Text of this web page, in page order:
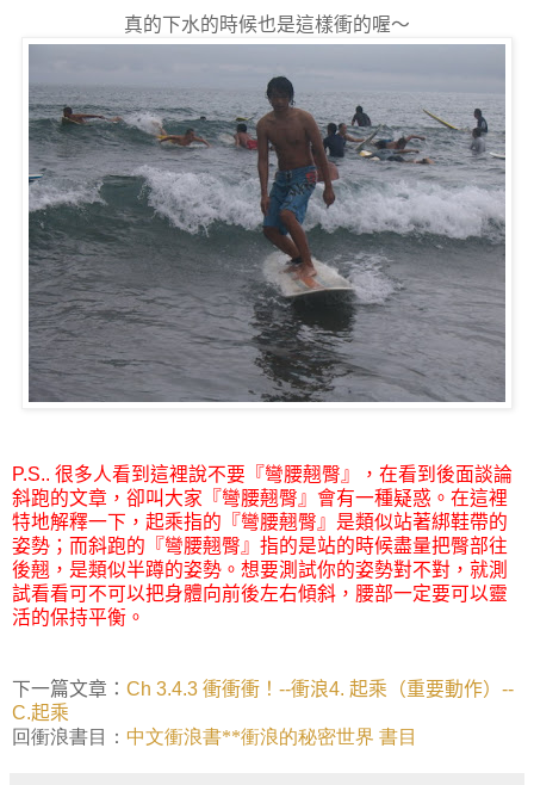
真的下水的時候也是這樣衝的喔～
P.S.. 很多人看到這裡說不要『彎腰翹臀』，在看到後面談論
斜跑的文章，卻叫大家『彎腰翹臀』會有一種疑惑。在這裡
特地解釋一下，起乘指的『彎腰翹臀』是類似站著綁鞋帶的
姿勢；而斜跑的『彎腰翹臀』指的是站的時候盡量把臀部往
後翹，是類似半蹲的姿勢。想要測試你的姿勢對不對，就測
試看看可不可以把身體向前後左右傾斜，腰部一定要可以靈
活的保持平衡。
下一篇文章： Ch 3.4.3 衝衝衝！--衝浪4. 起乘（重要動作）--
C.起乘
回衝浪書目： 中文衝浪書**衝浪的秘密世界 書目